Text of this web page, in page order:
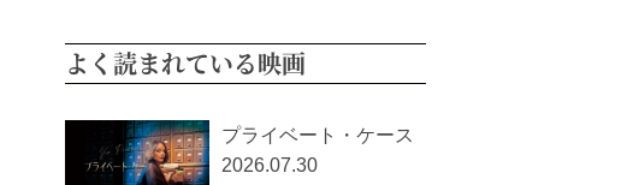
よく読まれている映画
プライベート・ケース
2026.07.30